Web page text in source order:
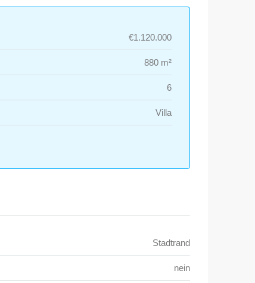
€1.120.000
880 m²
6
Villa
Stadtrand
nein